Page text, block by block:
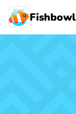
Fishbowl